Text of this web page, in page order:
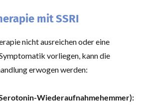
mit SSRI
nicht ausreichen oder eine
vorliegen, kann die
erwogen werden:
Wiederaufnahmehemmer):